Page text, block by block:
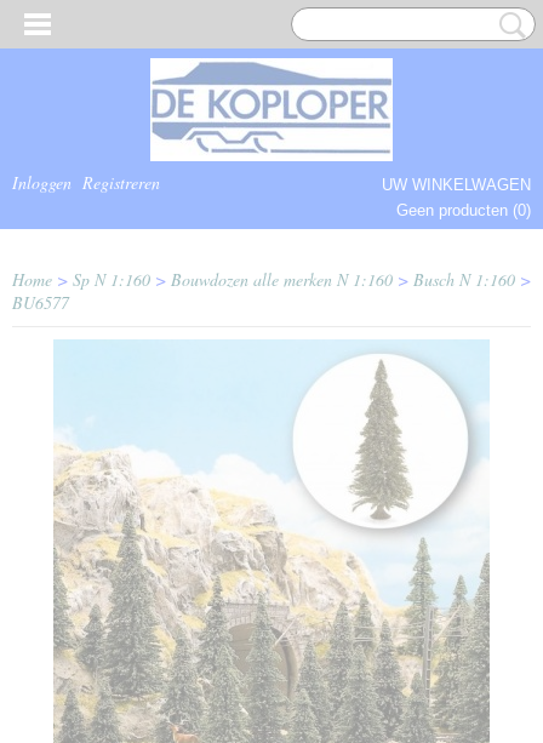
Inloggen Registreren
UW WINKELWAGEN
Geen producten (0)
Home > Sp N 1:160 > Bouwdozen alle merken N 1:160 > Busch N 1:160 >
BU6577